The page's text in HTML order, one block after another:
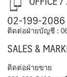
02-199-2086
ติดต่อฝ่ายบัญชี :
SALES &
ติดต่อฝ่ายขาย